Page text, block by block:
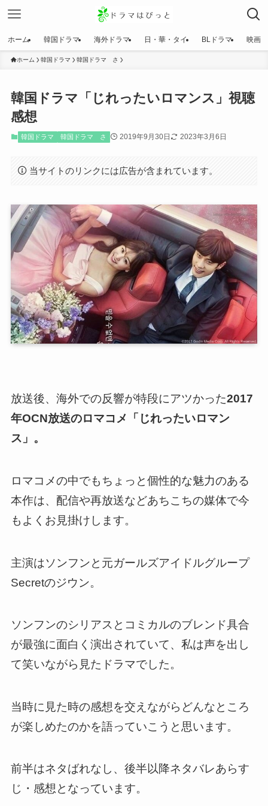
ホーム 韓国ドラマ 海外ドラマ 日・華・タイ BLドラマ 映画
ホーム 韓国ドラマ 韓国ドラマ さ
韓国ドラマ「じれったいロマンス」視聴
感想
韓国ドラマ 韓国ドラマ さ 2019年9月30日 2023年3月6日
当サイトのリンクには広告が含まれています。
放送後、海外での反響が特段にアツかった2017
年OCN放送のロマコメ「じれったいロマン
ス」。
ロマコメの中でもちょっと個性的な魅力のある
本作は、配信や再放送などあちこちの媒体で今
もよくお見掛けします。
主演はソンフンと元ガールズアイドルグループ
Secretのジウン。
ソンフンのシリアスとコミカルのブレンド具合
が最強に面白く演出されていて、私は声を出し
て笑いながら見たドラマでした。
当時に見た時の感想を交えながらどんなところ
が楽しめたのかを語っていこうと思います。
前半はネタばれなし、後半以降ネタバレあらす
じ・感想となっています。